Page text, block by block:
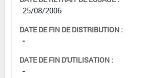
25/08/2006
DATE DE FIN DE DISTRIBUTION :
-
DATE DE FIN D'UTILISATION :
-